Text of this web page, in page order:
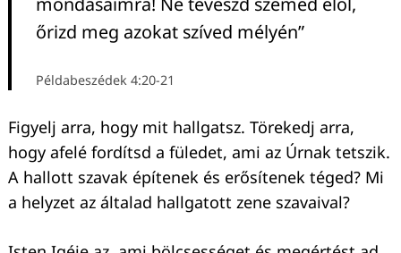
őrizd meg azokat szíved mélyén”
Példabeszédek 4:20-21
Figyelj arra, hogy mit hallgatsz. Törekedj arra,
hogy afelé fordítsd a füledet, ami az Úrnak tetszik.
A hallott szavak építenek és erősítenek téged? Mi
a helyzet az általad hallgatott zene szavaival?